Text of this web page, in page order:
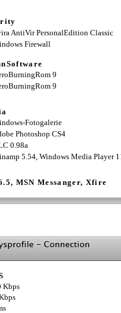
AntiVir PersonalEdition Classic
Firewall
9
9
Fotogalerie
Photoshop CS4
0.98a
5.54, Windows Media Player
MSN Messanger, Xfire
Kbps